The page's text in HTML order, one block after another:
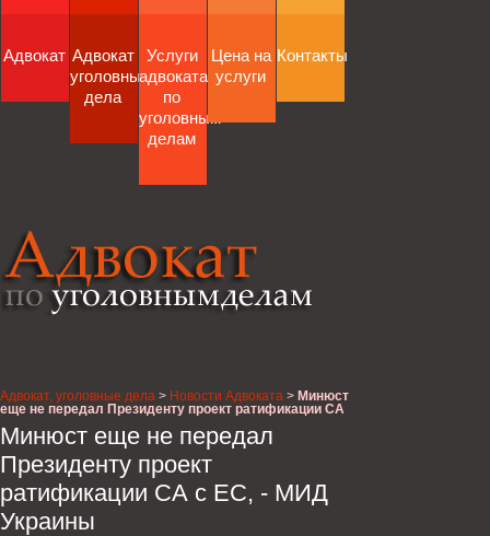
Адвокат Адвокат
уголовные
дела
Услуги
адвоката
по
уголовным
делам
Цена на
услуги
Контакты
Адвокат, уголовные дела > Новости Адвоката > Минюст
еще не передал Президенту проект ратификации СА
Минюст еще не передал
Президенту проект
ратификации СА с ЕС, - МИД
Украины